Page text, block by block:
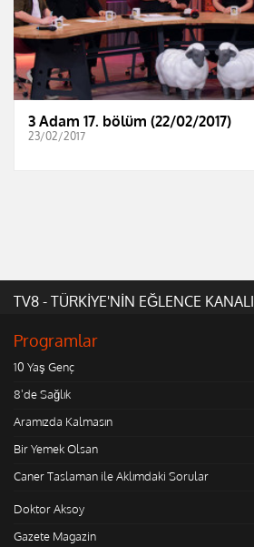
3 Adam 17. bölüm (22/02/2017)
23/02/2017
TV8 - TÜRKİYE'NİN EĞLENCE KANALI
Programlar
10 Yaş Genç
8'de Sağlık
Aramızda Kalmasın
Bir Yemek Olsan
Caner Taslaman ile Aklımdaki Sorular
Doktor Aksoy
Gazete Magazin